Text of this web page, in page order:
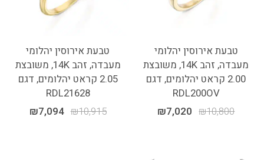
טבעת אירוסין יהלומי
מעבדה, זהב 14K, משובצת
2.00 קראט יהלומים, דגם
RDL200OV
₪10,800
₪7,020
טבעת אירוסין יהלומי
מעבדה, זהב 14K, משובצת
2.05 קראט יהלומים, דגם
RDL21628
₪10,915
₪7,094